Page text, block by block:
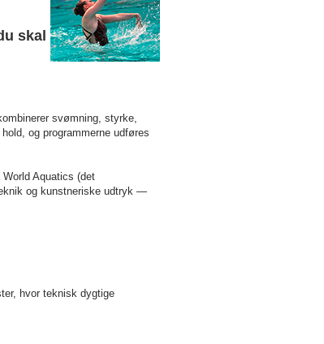
skal
svømning, styrke,
og programmerne udføres
Aquatics (det
og kunstneriske udtryk —
hvor teknisk dygtige